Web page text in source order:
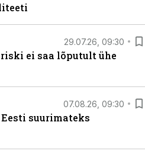
29.07.26, 09:30
ei saa lõputult ühe
07.08.26, 09:30
suurimateks